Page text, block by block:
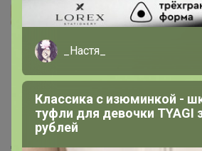
Как здесь все устроено?
Как сделать заказ?
Как получить?
Доставка
_Настя_
Классика с изюминкой -
туфли для девочки TYAGI
рублей